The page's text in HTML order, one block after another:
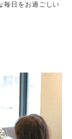
毎日をお過ごしい